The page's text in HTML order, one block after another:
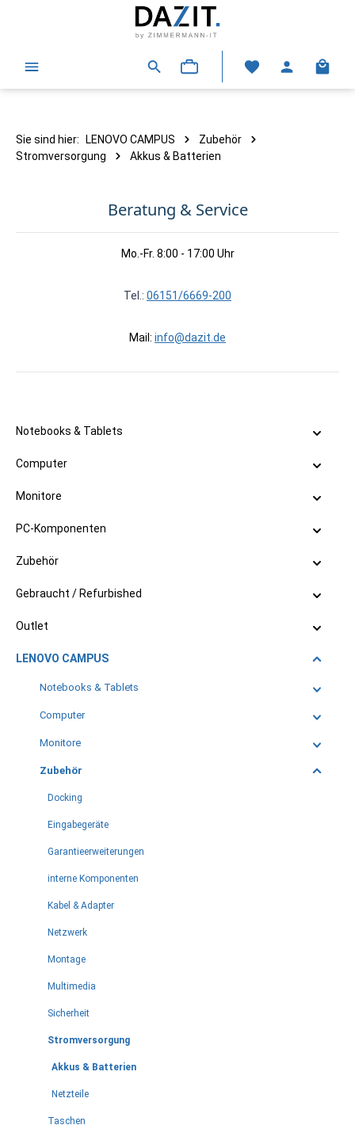
Sie sind hier: LENOVO CAMPUS
Zubehör
Stromversorgung
Akkus & Batterien
Beratung & Service
Mo.-Fr. 8:00 - 17:00 Uhr
Tel.: 06151/6669-200
Mail: info@dazit.de
Notebooks & Tablets
Computer
Monitore
PC-Komponenten
Zubehör
Gebraucht / Refurbished
Outlet
LENOVO CAMPUS
Notebooks & Tablets
Computer
Monitore
Zubehör
Docking
Eingabegeräte
Garantieerweiterungen
interne Komponenten
Kabel & Adapter
Netzwerk
Montage
Multimedia
Sicherheit
Stromversorgung
Akkus & Batterien
Netzteile
Taschen